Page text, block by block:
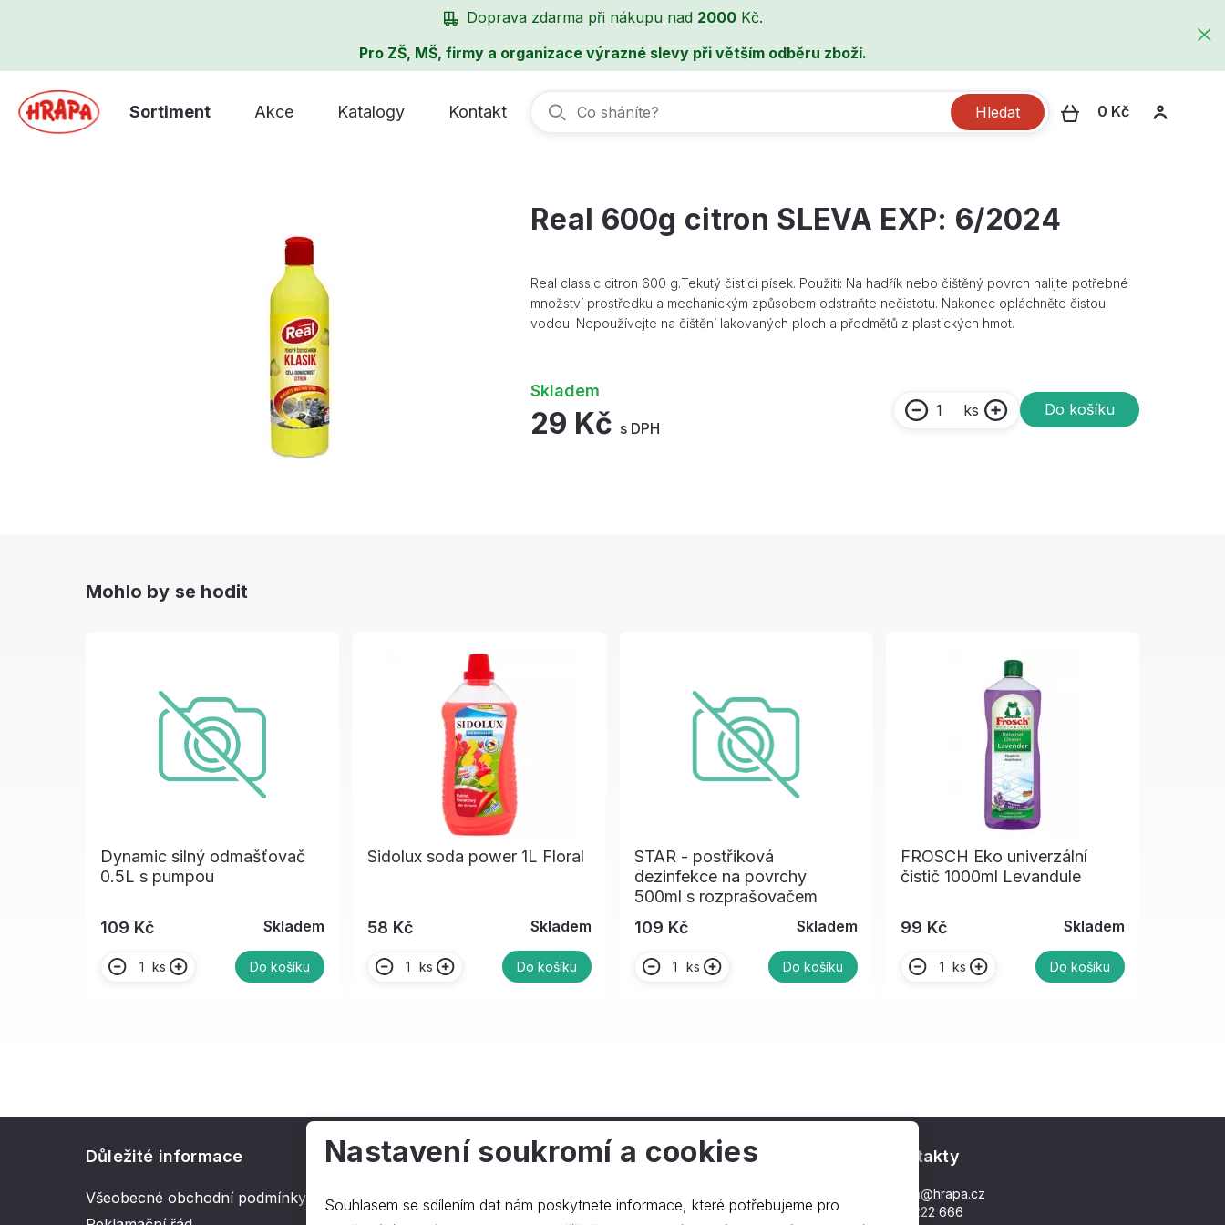
Doprava zdarma při nákupu nad 2000 Kč.
Pro ZŠ, MŠ, firmy a organizace výrazné slevy při větším odběru zboží.
Sortiment Akce Katalogy Kontakt Hledat 0 Kč
Real 600g citron SLEVA EXP: 6/2024
Real classic citron 600 g.Tekutý čisticí písek. Použití: Na hadřík nebo čištěný povrch nalijte potřebné
množství prostředku a mechanickým způsobem odstraňte nečistotu. Nakonec opláchněte čistou
vodou. Nepoužívejte na čištění lakovaných ploch a předmětů z plastických hmot.
Skladem
29 Kč s DPH
ks Do košíku
Mohlo by se hodit
Dynamic silný odmašťovač
0.5L s pumpou
109 Kč Skladem
ks Do košíku
Sidolux soda power 1L Floral
58 Kč Skladem
ks Do košíku
STAR - postřiková
dezinfekce na povrchy
500ml s rozprašovačem
109 Kč
Skladem
ks Do košíku
FROSCH Eko univerzální
čistič 1000ml Levandule
99 Kč Skladem
ks Do košíku
Důležité informace
Všeobecné obchodní podmínky
O společnosti
Kontakt
Kontakty
hrapa@hrapa.cz
577 222 666
Nastavení soukromí a cookies
Souhlasem se sdílením dat nám poskytnete informace, které potřebujeme pro